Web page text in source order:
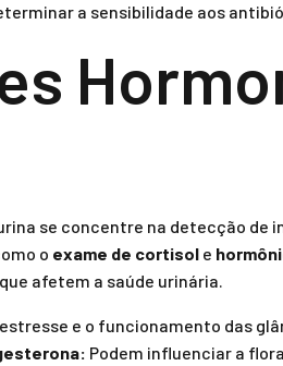
a sensibilidade aos
se concentre na detecção de
o exame de cortisol e
afetem a saúde urinária.
e o funcionamento das
Podem influenciar a